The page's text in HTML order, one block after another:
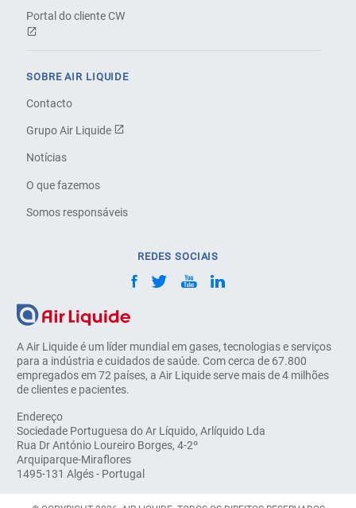
A Air Liquide é um líder mundial em gases, tecnologias e serviços
para a indústria e cuidados de saúde. Com cerca de 67.800
empregados em 72 países, a Air Liquide serve mais de 4 milhões
de clientes e pacientes.
Endereço
Sociedade Portuguesa do Ar Líquido, Arlíquido Lda
Rua Dr António Loureiro Borges, 4-2º
Arquiparque-Miraflores
1495-131 Algés - Portugal
Portal do cliente CW
SOBRE AIR LIQUIDE
Contacto
Grupo Air Liquide
Notícias
O que fazemos
Somos responsáveis
REDES SOCIAIS